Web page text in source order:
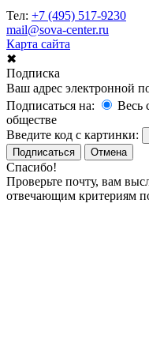
Тел: +7 (495) 517-9230
mail@sova-center.ru
Карта сайта
✖
Подписка
Ваш адрес электронной
Подписаться на:
Весь
обществе
Введите код с картинки:
Подписаться
Отмена
Спасибо!
Проверьте почту, вам
отвечающим критериям